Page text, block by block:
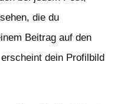
die du
Beitrag auf den
dein Profilbild